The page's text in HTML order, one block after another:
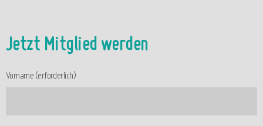
Jetzt Mitglied werden
Vorname (erforderlich)